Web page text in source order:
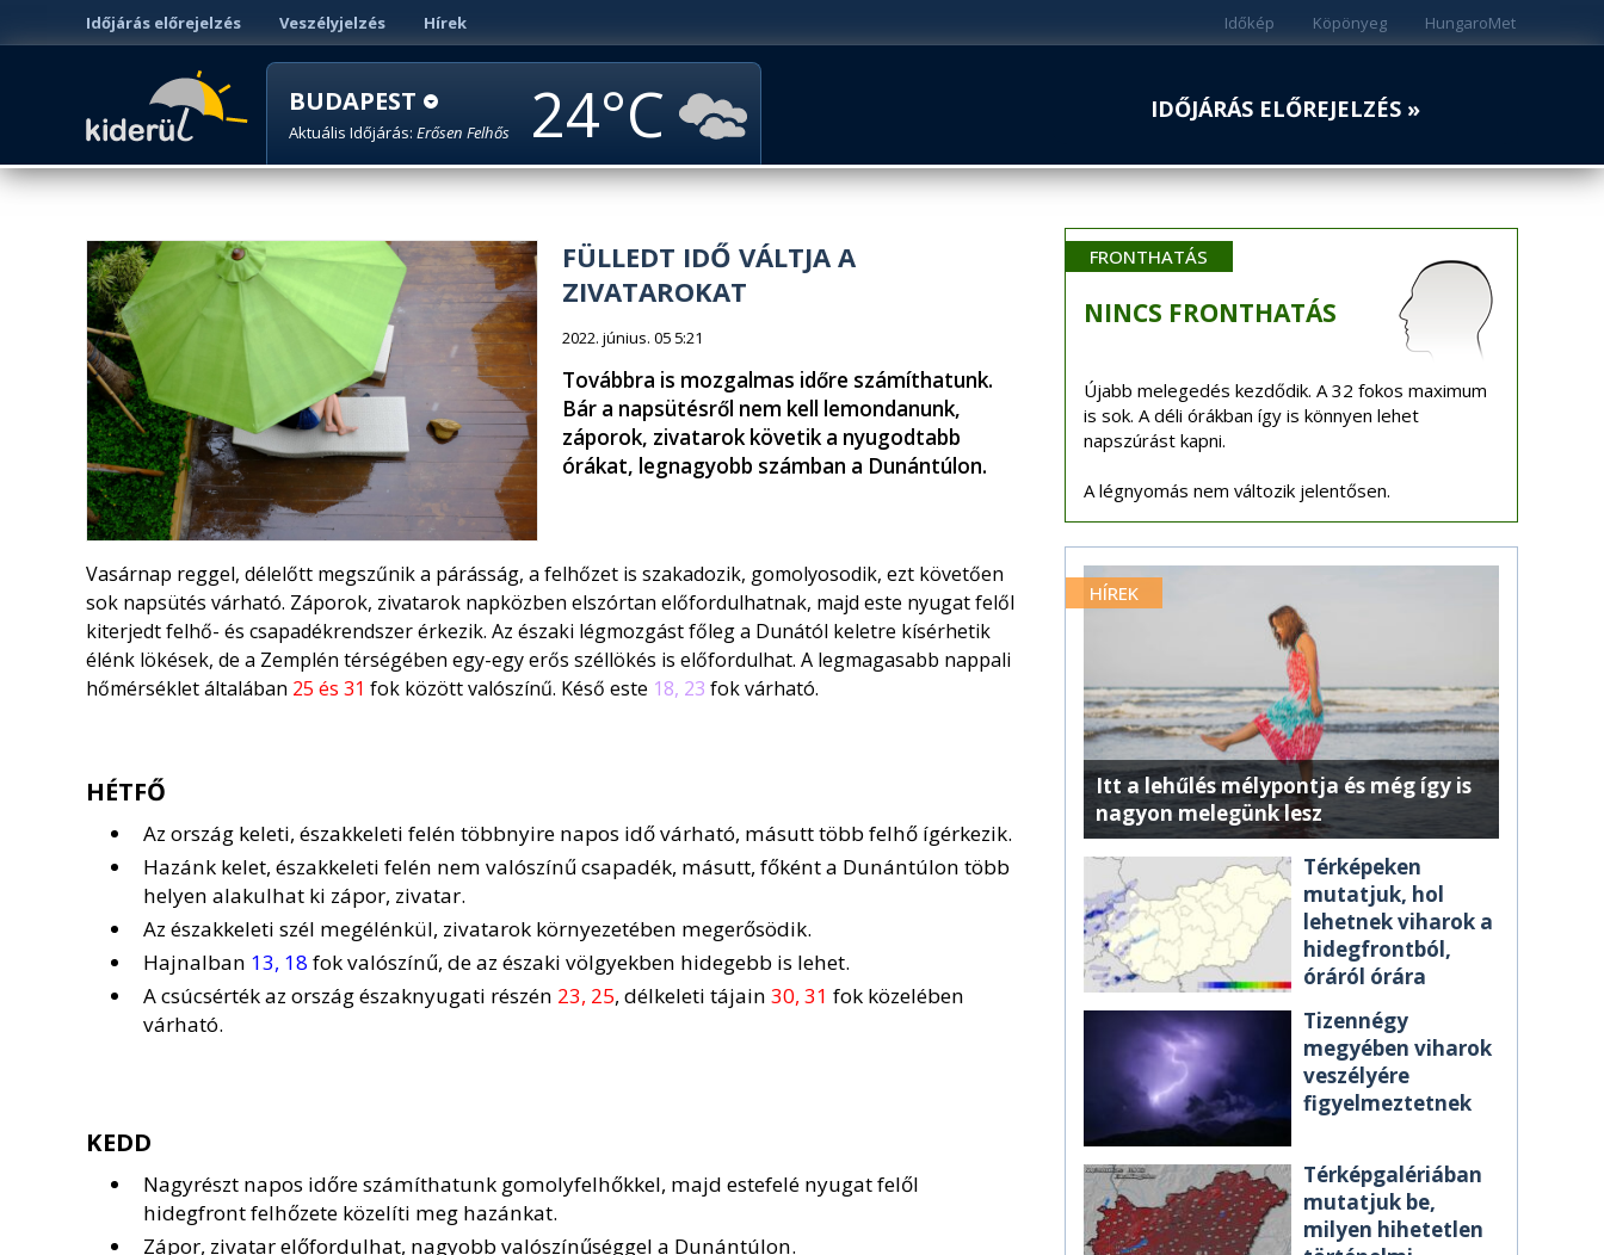
Időjárás előrejelzés Veszélyjelzés Hírek HungaroMet
Köpönyeg
Időkép
BUDAPEST
Aktuális Időjárás: Erősen Felhős 24 IDŐJÁRÁS ELŐREJELZÉS »
FÜLLEDT IDŐ VÁLTJA A
ZIVATAROKAT
2022. június. 05 5:21
Továbbra is mozgalmas időre számíthatunk.
Bár a napsütésről nem kell lemondanunk,
záporok, zivatarok követik a nyugodtabb
órákat, legnagyobb számban a Dunántúlon.
Vasárnap reggel, délelőtt megszűnik a párásság, a felhőzet is szakadozik, gomolyosodik, ezt követően
sok napsütés várható. Záporok, zivatarok napközben elszórtan előfordulhatnak, majd este nyugat felől
kiterjedt felhő- és csapadékrendszer érkezik. Az északi légmozgást főleg a Dunától keletre kísérhetik
élénk lökések, de a Zemplén térségében egy-egy erős széllökés is előfordulhat. A legmagasabb nappali
hőmérséklet általában 25 és 31 fok között valószínű. Késő este 18, 23 fok várható.
HÉTFŐ
Az ország keleti, északkeleti felén többnyire napos idő várható, másutt több felhő ígérkezik.
Hazánk kelet, északkeleti felén nem valószínű csapadék, másutt, főként a Dunántúlon több
helyen alakulhat ki zápor, zivatar.
Az északkeleti szél megélénkül, zivatarok környezetében megerősödik.
Hajnalban 13, 18 fok valószínű, de az északi völgyekben hidegebb is lehet.
A csúcsérték az ország északnyugati részén 23, 25, délkeleti tájain 30, 31 fok közelében
várható.
KEDD
Nagyrészt napos időre számíthatunk gomolyfelhőkkel, majd estefelé nyugat felől
hidegfront felhőzete közelíti meg hazánkat.
Zápor, zivatar előfordulhat, nagyobb valószínűséggel a Dunántúlon.
FRONTHATÁS
NINCS FRONTHATÁS
Újabb melegedés kezdődik. A 32 fokos maximum
is sok. A déli órákban így is könnyen lehet
napszúrást kapni.
A légnyomás nem változik jelentősen.
HÍREK
Itt a lehűlés mélypontja és még így is
nagyon melegünk lesz
Térképeken
mutatjuk, hol
lehetnek viharok a
hidegfrontból,
óráról órára
Tizennégy
megyében viharok
veszélyére
figyelmeztetnek
Térképgalériában
mutatjuk be,
milyen hihetetlen